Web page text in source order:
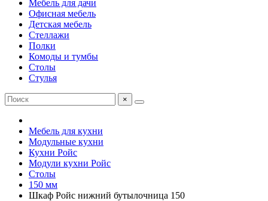
Мебель для дачи
Офисная мебель
Детская мебель
Стеллажи
Полки
Комоды и тумбы
Столы
Стулья
×
Мебель для кухни
Модульные кухни
Кухни Ройс
Модули кухни Ройс
Столы
150 мм
Шкаф Ройс нижний бутылочница 150